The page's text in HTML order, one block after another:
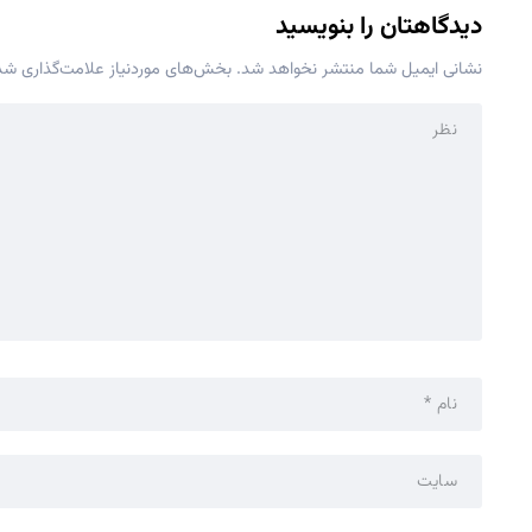
دیدگاهتان را بنویسید
نشانی ایمیل شما منتشر نخواهد شد. بخش‌های موردنیاز علامت‌گذاری